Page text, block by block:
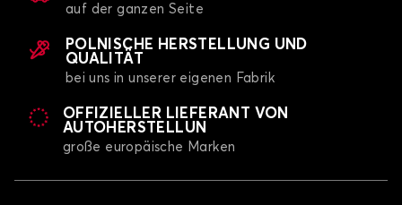
auf der ganzen Seite
POLNISCHE HERSTELLUNG UND
QUALITÄT
bei uns in unserer eigenen Fabrik
OFFIZIELLER LIEFERANT VON
AUTOHERSTELLUN
große europäische Marken